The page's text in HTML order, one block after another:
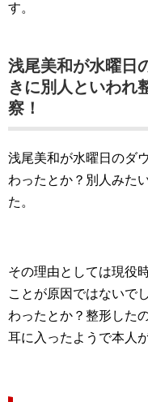
す。
浅尾美和が水曜日
きに別人といわれ
察！
浅尾美和が水曜日のダ
わったとか？別人みた
た。
その理由としては現役
ことが原因ではないで
わったとか？整形した
耳に入ったようで本人